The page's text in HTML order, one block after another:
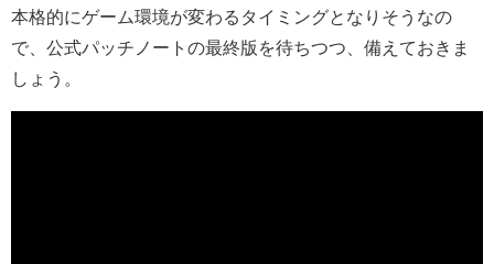
本格的にゲーム環境が変わるタイミングとなりそうなの
で、公式パッチノートの最終版を待ちつつ、備えておきま
しょう。